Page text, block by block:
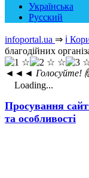
Українська
Русский
infoportal.ua ⇒ ℹ️
благодійних
◄◄◄ Голосуйте!
Loading...
Просування
та особливості